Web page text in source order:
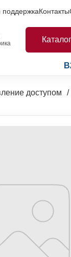
поддержкаКонтакты
Каталог
доступом